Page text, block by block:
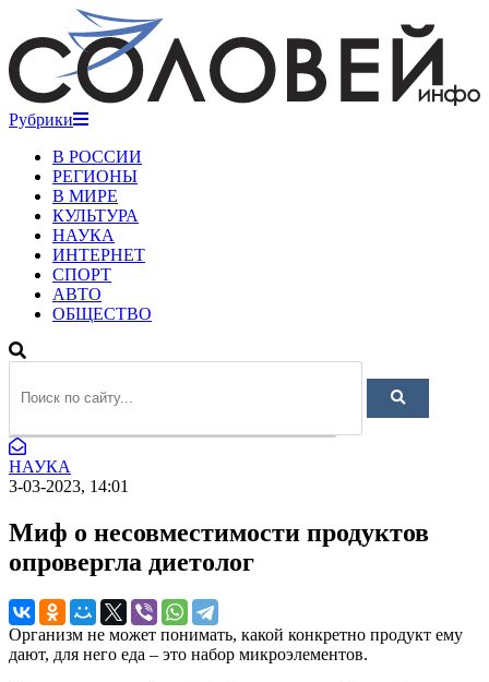
Рубрики
В РОССИИ
РЕГИОНЫ
В МИРЕ
КУЛЬТУРА
НАУКА
ИНТЕРНЕТ
СПОРТ
АВТО
ОБЩЕСТВО
НАУКА
3-03-2023, 14:01
Миф о несовместимости продуктов
опровергла диетолог
Организм не может понимать, какой конкретно продукт ему
дают, для него еда – это набор микроэлементов.